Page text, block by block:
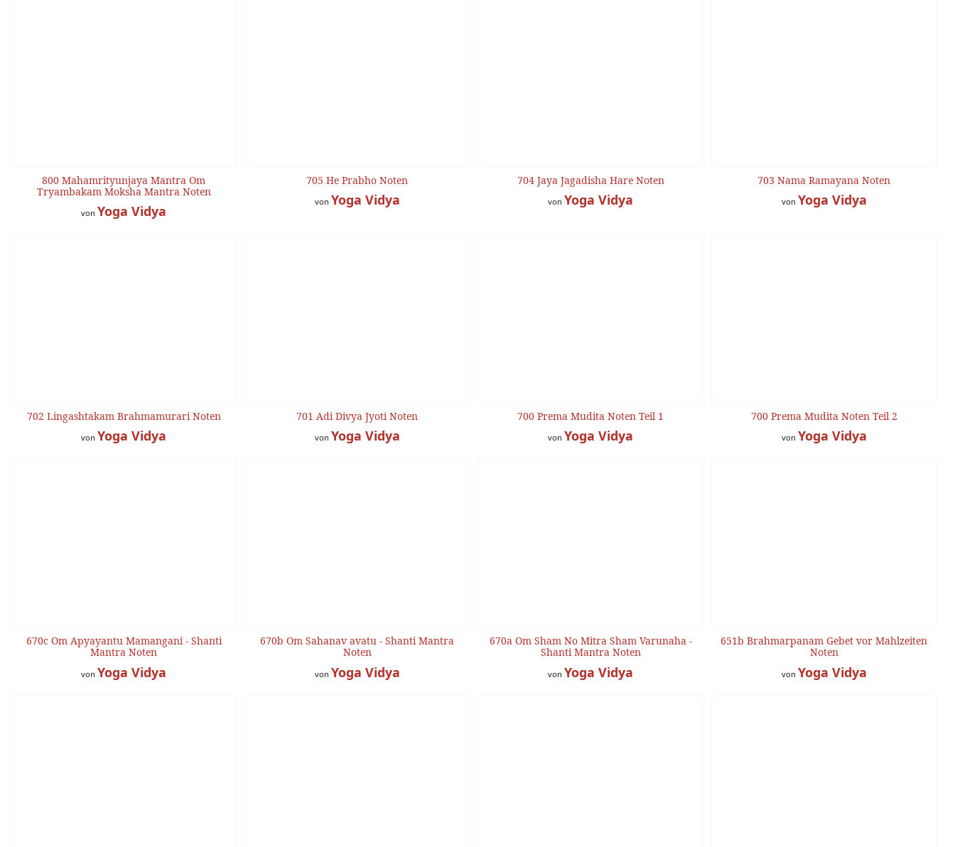
800 Mahamrityunjaya Mantra Om
Tryambakam Moksha Mantra Noten
von Yoga Vidya
705 He Prabho Noten
von Yoga Vidya
704 Jaya Jagadisha Hare Noten
von Yoga Vidya
703 Nama Ramayana Noten
von Yoga Vidya
702 Lingashtakam Brahmamurari Noten
von Yoga Vidya
701 Adi Divya Jyoti Noten
von Yoga Vidya
700 Prema Mudita Noten Teil 1
von Yoga Vidya
700 Prema Mudita Noten Teil 2
von Yoga Vidya
670c Om Apyayantu Mamangani - Shanti
Mantra Noten
von Yoga Vidya
670b Om Sahanav avatu - Shanti Mantra
Noten
von Yoga Vidya
670a Om Sham No Mitra Sham Varunaha -
Shanti Mantra Noten
von Yoga Vidya
651b Brahmarpanam Gebet vor Mahlzeiten
Noten
von Yoga Vidya